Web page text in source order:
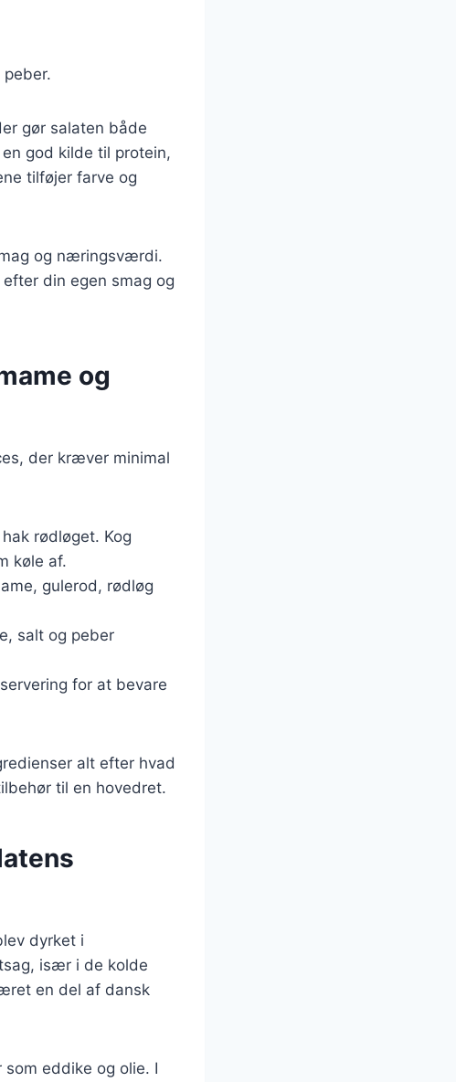
gør salaten både
god kilde til protein,
tilføjer farve og
og næringsværdi.
din egen smag og
og
der kræver minimal
rødløget. Kog
køle af.
gulerod, rødløg
salt og peber
for at bevare
alt efter hvad
til en hovedret.
dyrket i
især i de kolde
en del af dansk
eddike og olie. I